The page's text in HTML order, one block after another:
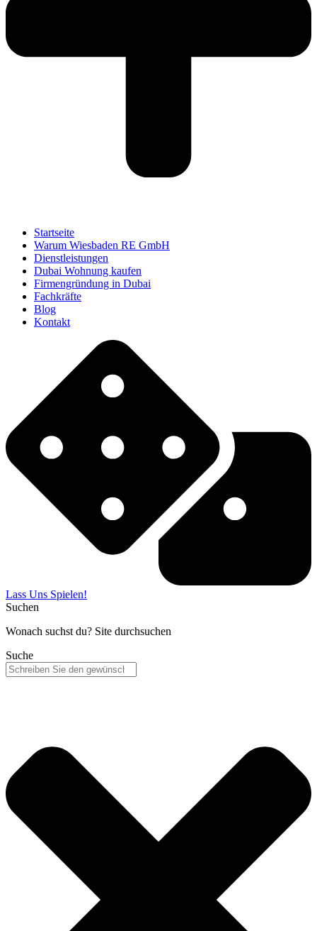
Startseite
Warum Wiesbaden RE GmbH
Dienstleistungen
Dubai Wohnung kaufen
Firmengründung in Dubai
Fachkräfte
Blog
Kontakt
Lass Uns Spielen!
Suchen
Wonach suchst du? Site durchsuchen
Suche